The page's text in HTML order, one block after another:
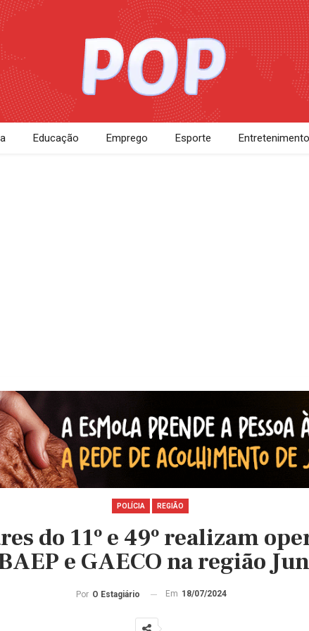
Educação Emprego Esporte Entretenimento
POLÍCIA REGIÃO
do 11º e 49º realizam
e GAECO na região
Por O Estagiário Em 18/07/2024